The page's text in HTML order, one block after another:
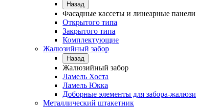
Назад
Фасадные кассеты и линеарные панели
Открытого типа
Закрытого типа
Комплектующие
Жалюзийный забор
Назад
Жалюзийный забор
Ламель Хоста
Ламель Юкка
Доборные элементы для забора-жалюзи
Металлический штакетник